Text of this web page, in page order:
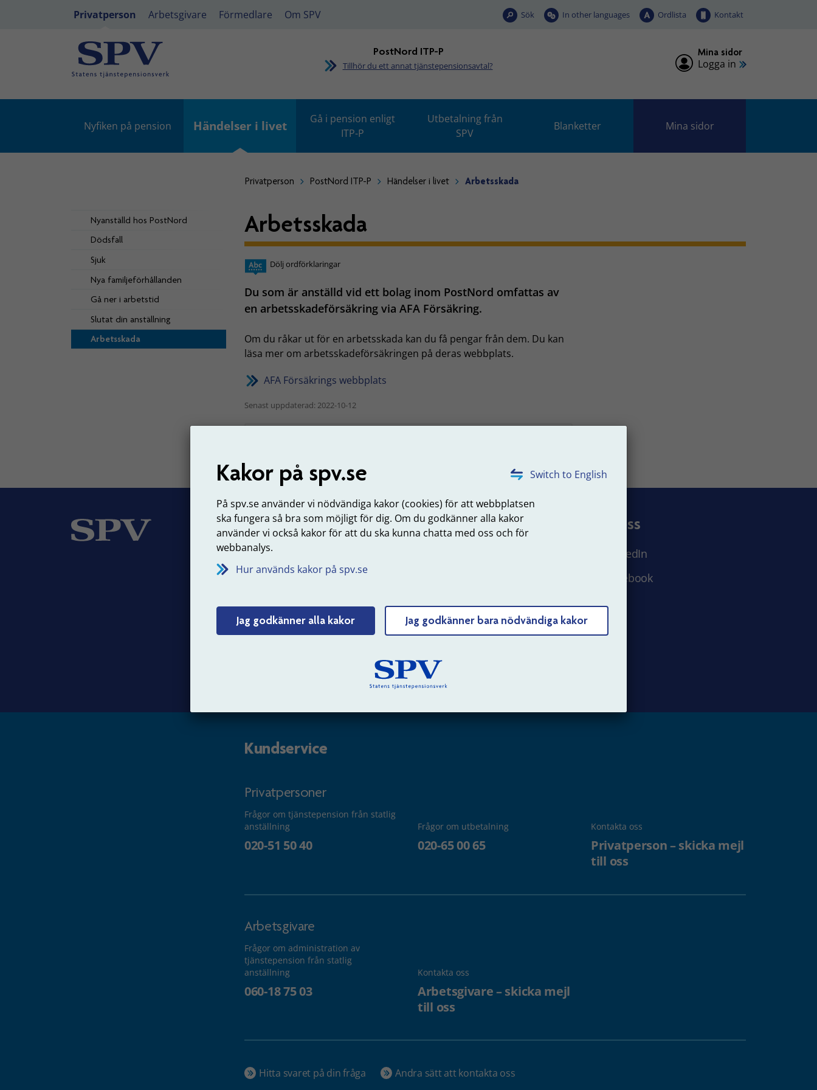
Switch to English
Kakor på spv.se
På spv.se använder vi nödvändiga kakor (cookies) för att webbplatsen
ska fungera så bra som möjligt för dig. Om du godkänner alla kakor
använder vi också kakor för att du ska kunna chatta med oss och för
webbanalys.
Hur används kakor på spv.se
Jag godkänner alla kakor Jag godkänner bara nödvändiga kakor
Privatperson Arbetsgivare Förmedlare Om SPV Sök In other languages Ordlista Kontakt
PostNord ITP-P
Tillhör du ett annat tjänstepensionsavtal?
Mina sidor
Logga in
Nyfiken på pension Händelser i livet
Gå i pension enligt
ITP-P
Utbetalning från
SPV
Blanketter Mina sidor
Privatperson PostNord ITP-P Händelser i livet Arbetsskada
Nyanställd hos PostNord
Dödsfall
Sjuk
Nya familjeförhållanden
Gå ner i arbetstid
Slutat din anställning
Arbetsskada
Arbetsskada
Dölj ordförklaringar
Du som är anställd vid ett bolag inom PostNord omfattas av
en arbetsskadeförsäkring via AFA Försäkring.
Om du råkar ut för en arbetsskada kan du få pengar från dem. Du kan
läsa mer om arbetsskadeförsäkringen på deras webbplats.
AFA Försäkrings webbplats
Senast uppdaterad: 2022-10-12
Om SPV
Vår verksamhet
Jobba hos oss
Om webbplatsen
Tillgänglighet
Följ oss
LinkedIn
Facebook
Kundservice
Privatpersoner
Frågor om tjänstepension från statlig
anställning
020-51 50 40
Frågor om utbetalning
020-65 00 65
Kontakta oss
Privatperson – skicka mejl
till oss
Arbetsgivare
Frågor om administration av
tjänstepension från statlig
anställning
060-18 75 03
Kontakta oss
Arbetsgivare – skicka mejl
till oss
Hitta svaret på din fråga Andra sätt att kontakta oss